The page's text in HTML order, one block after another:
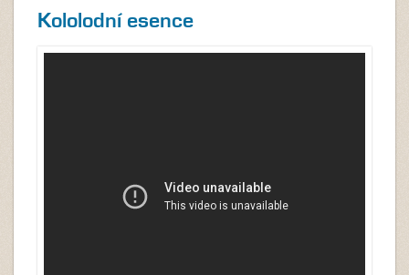
Kololodní esence